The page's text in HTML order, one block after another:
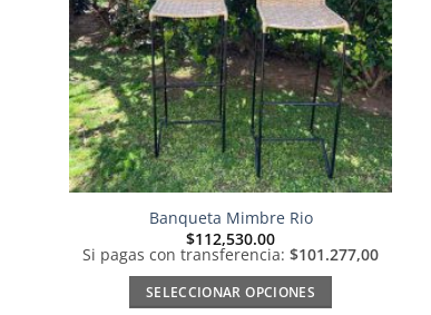
Banqueta Mimbre Rio
$112,530.00
Si pagas con transferencia: $101.277,00
SELECCIONAR OPCIONES